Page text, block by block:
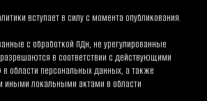
вступает в силу с момента опубликования.
с обработкой ПДн, не урегулированные
в соответствии с действующими
области персональных данных, а также
иными локальными актами в области